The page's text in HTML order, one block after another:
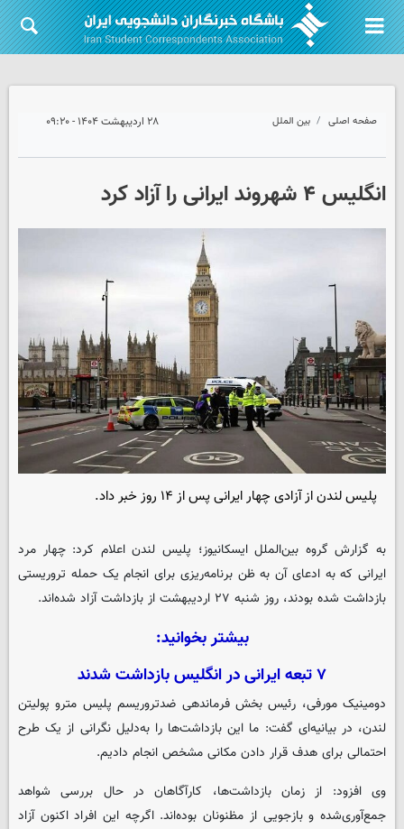
صفحه اصلی بین الملل ۲۸ اردیبهشت ۱۴۰۴ - ۰۹:۲۰
انگلیس ۴ شهروند ایرانی را آزاد کرد
پلیس لندن از آزادی چهار ایرانی پس از ۱۴ روز خبر داد.
به گزارش گروه بین‌المللایسکانیوز؛ پلیس لندن اعلام کرد: چهار مرد
ایرانی که به ادعای آن به ظن برنامه‌ریزی برای انجام یک حمله تروریستی
بازداشت شده بودند، روز شنبه ۲۷ اردیبهشت از بازداشت آزاد شده‌اند.
بیشتر بخوانید:
۷ تبعه ایرانی در انگلیس بازداشت شدند
دومینیک مورفی، رئیس بخش فرماندهی ضدتروریسم پلیس مترو پولیتن
لندن، در بیانیه‌ای گفت: ما این بازداشت‌ها را به‌دلیل نگرانی از یک طرح
احتمالی برای هدف قرار دادن مکانی مشخص انجام دادیم.
وی افزود: از زمان بازداشت‌ها، کارآگاهان در حال بررسی شواهد
جمع‌آوری‌شده و بازجویی از مظنونان بوده‌اند. اگرچه این افراد اکنون آزاد